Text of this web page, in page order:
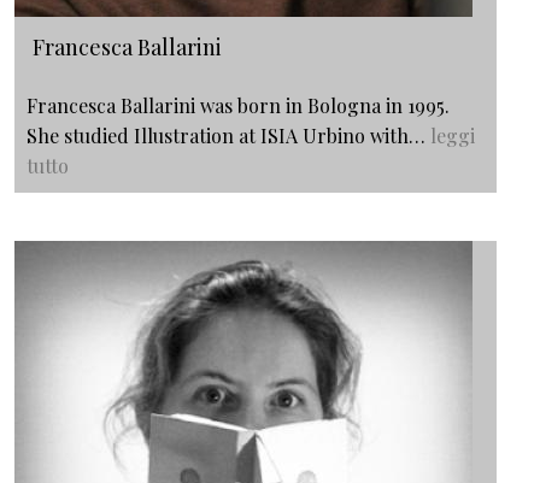
Francesca Ballarini
Francesca Ballarini was born in Bologna in 1995.
She studied Illustration at ISIA Urbino with… leggi
tutto